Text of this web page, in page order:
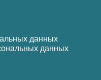
данных
данных